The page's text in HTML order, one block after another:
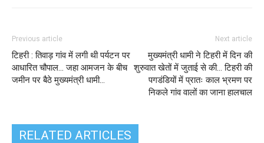
Previous article
टिहरी : तिवाड़ गांव में लगी थी पर्यटन पर
आधारित चौपाल… जहा आमजन के बीच
जमीन पर बैठे मुख्यमंत्री धामी…
Next article
मुख्यमंत्री धामी ने टिहरी में दिन की
शुरुवात खेतों में जुताई से की… टिहरी की
पगडंडियों में प्रातः काल भ्रमण पर
निकले गांव वालों का जाना हालचाल
RELATED ARTICLES